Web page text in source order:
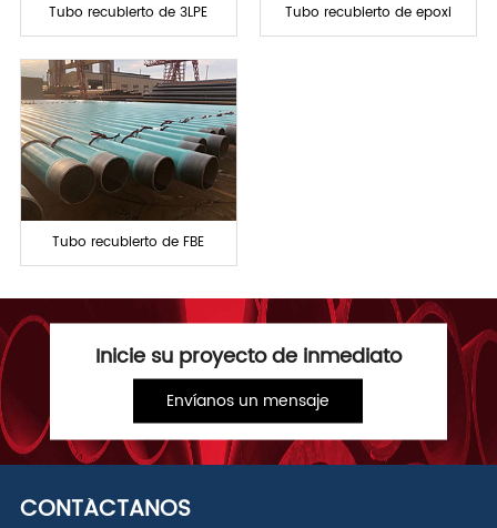
Tubo recubierto de 3LPE Tubo recubierto de epoxi
Tubo recubierto de FBE
Inicie su proyecto de inmediato
Envíanos un mensaje
CONTÁCTANOS